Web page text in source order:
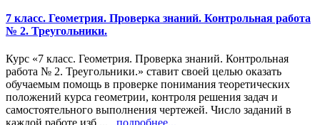
7 класс. Геометрия. Проверка знаний. Контрольная работа
№ 2. Треугольники.
Курс «7 класс. Геометрия. Проверка знаний. Контрольная
работа № 2. Треугольники.» ставит своей целью оказать
обучаемым помощь в проверке понимания теоретических
положений курса геометрии, контроля решения задач и
самостоятельного выполнения чертежей. Число заданий в